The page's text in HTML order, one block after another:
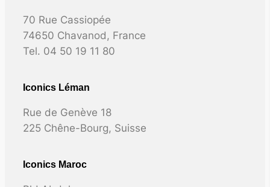
70 Rue Cassiopée
74650 Chavanod, France
Tel. 04 50 19 11 80
Iconics Léman
Rue de Genève 18
225 Chêne-Bourg, Suisse
Iconics Maroc